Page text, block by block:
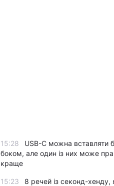
15:28
USB-C можна вставляти
боком, але один із них може
краще
15:23
8 речей із секонд-хенду,